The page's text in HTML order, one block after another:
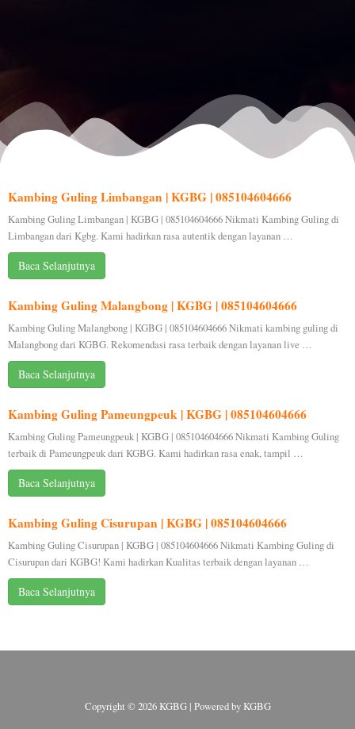
Kambing Guling Limbangan | KGBG | 085104604666
Kambing Guling Limbangan | KGBG | 085104604666 Nikmati Kambing Guling di
Limbangan dari Kgbg. Kami hadirkan rasa autentik dengan layanan …
Baca Selanjutnya
Kambing Guling Malangbong | KGBG | 085104604666
Kambing Guling Malangbong | KGBG | 085104604666 Nikmati kambing guling di
Malangbong dari KGBG. Rekomendasi rasa terbaik dengan layanan live …
Baca Selanjutnya
Kambing Guling Pameungpeuk | KGBG | 085104604666
Kambing Guling Pameungpeuk | KGBG | 085104604666 Nikmati Kambing Guling
terbaik di Pameungpeuk dari KGBG. Kami hadirkan rasa enak, tampil …
Baca Selanjutnya
Kambing Guling Cisurupan | KGBG | 085104604666
Kambing Guling Cisurupan | KGBG | 085104604666 Nikmati Kambing Guling di
Cisurupan dari KGBG! Kami hadirkan Kualitas terbaik dengan layanan …
Baca Selanjutnya
Copyright © 2026 KGBG | Powered by KGBG